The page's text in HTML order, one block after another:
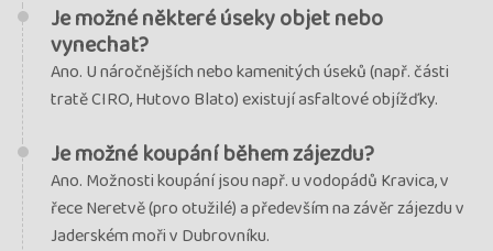
Je možné některé úseky objet nebo
vynechat?
Ano. U náročnějších nebo kamenitých úseků (např. části
tratě CIRO, Hutovo Blato) existují asfaltové objížďky.
Je možné koupání během zájezdu?
Ano. Možnosti koupání jsou např. u vodopádů Kravica, v
řece Neretvě (pro otužilé) a především na závěr zájezdu v
Jaderském moři v Dubrovníku.